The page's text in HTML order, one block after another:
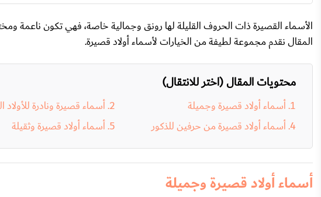
الأسماء القصيرة ذات الحروف القليلة لها رونق وجمالية خاصة، فهي تكون ناعمة
المقال نقدم مجموعة لطيفة من الخيارات لأسماء أولاد قصيرة.
محتويات المقال (اختر للانتقال)
أسماء أولاد قصيرة وجميلة أسماء قصيرة ونادرة للأولاد
أسماء أولاد قصيرة من حرفين للذكور
أسماء أولاد قصيرة وثقيلة
أسماء أولاد قصيرة وجميلة